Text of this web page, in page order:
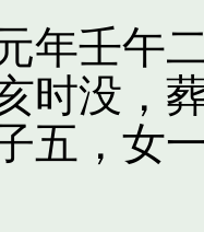
年壬午
时没，
五，女一